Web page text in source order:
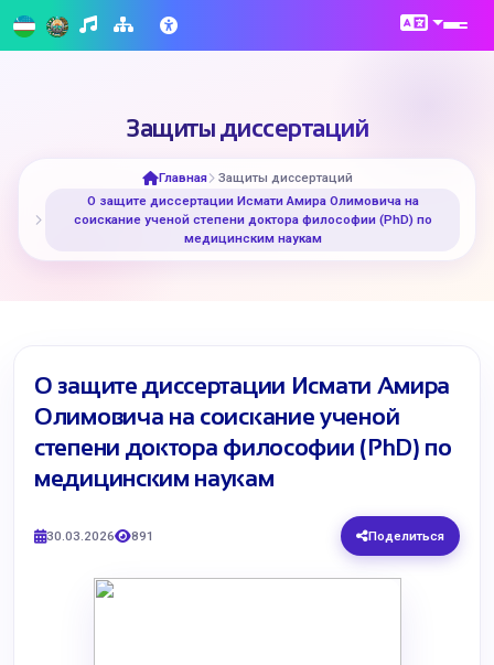
Защиты диссертаций
Главная
Защиты диссертаций
О защите диссертации Исмати Амира Олимовича на
соискание ученой степени доктора философии (PhD) по
медицинским наукам
О защите диссертации Исмати Амира
Олимовича на соискание ученой
степени доктора философии (PhD) по
медицинским наукам
30.03.2026 891 Поделиться